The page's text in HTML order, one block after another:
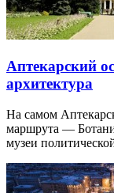
Аптекарский
архитектура
На самом
маршрута —
музеи